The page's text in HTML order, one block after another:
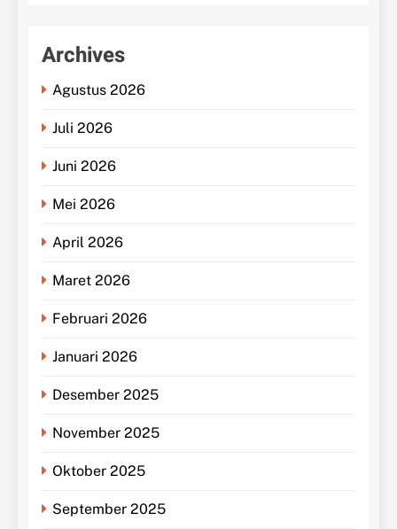
Archives
Agustus 2026
Juli 2026
Juni 2026
Mei 2026
April 2026
Maret 2026
Februari 2026
Januari 2026
Desember 2025
November 2025
Oktober 2025
September 2025